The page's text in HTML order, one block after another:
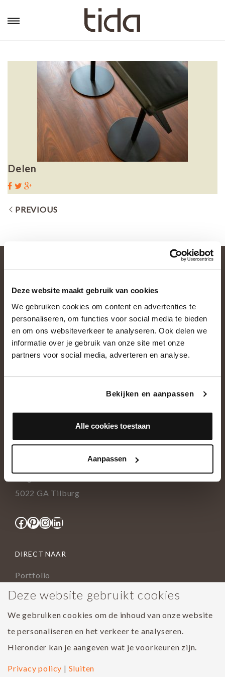
Deze website maakt gebruik van cookies
We gebruiken cookies om content en advertenties te
personaliseren, om functies voor social media te bieden
en om ons websiteverkeer te analyseren. Ook delen we
informatie over je gebruik van onze site met onze
partners voor social media, adverteren en analyse.
Bekijken en aanpassen
Alle cookies toestaan
Aanpassen
Delen
PREVIOUS
OVER ONS
NEEM CONTACT OP
+31(0)13 5362828
5022 GA Tilburg
Facebook
Pinterest
Instagram
LinkedIn
DIRECT NAAR
Portfolio
Assortiment
Houtsoorten
Populairste project 2023
Deze website gebruikt cookies
We gebruiken cookies om de inhoud van onze website
te personaliseren en het verkeer te analyseren.
Hieronder kan je aangeven wat je voorkeuren zijn.
Privacy policy | Sluiten